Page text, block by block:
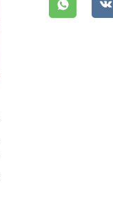
Помощь